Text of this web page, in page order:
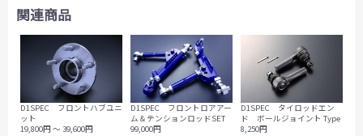
関連商品
D1SPEC フロントハブユニ
ット
19,800円 ～ 39,600円
D1SPEC フロントロアアー
ム＆テンションロッドSET
99,000円
D1SPEC タイロッドエン
ド ボールジョイント Type
8,250円